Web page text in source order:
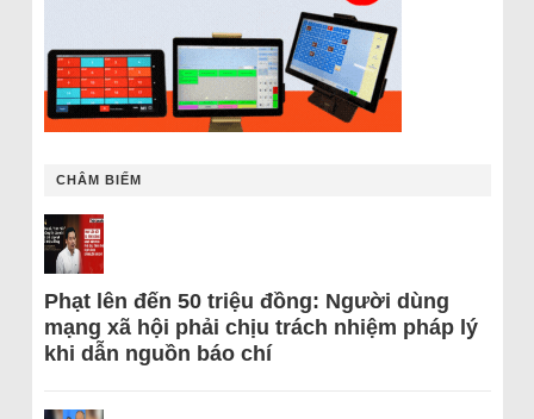
CHÂM BIẾM
Phạt lên đến 50 triệu đồng: Người dùng
mạng xã hội phải chịu trách nhiệm pháp lý
khi dẫn nguồn báo chí